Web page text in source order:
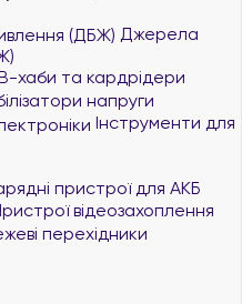
Джерела
хаби та кардрідери
напруги
Інструменти для
пристрої для АКБ
відеозахоплення
перехідники